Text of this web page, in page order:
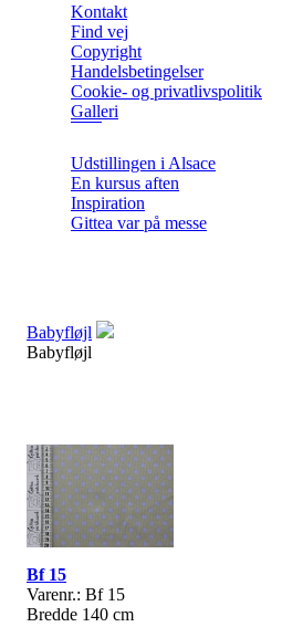
Kontakt
Find vej
Copyright
Handelsbetingelser
Cookie- og privatlivspolitik
Galleri
Udstillingen i Alsace
En kursus aften
Inspiration
Gittea var på messe
Babyfløjl
Babyfløjl
Bf 15
Varenr.: Bf 15
Bredde 140 cm